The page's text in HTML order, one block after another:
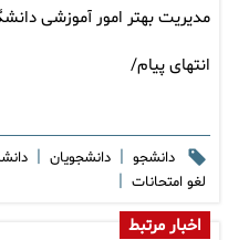
مدیریت بهتر امور آموزشی
انتهای پیام/
دانشجو | دانشجویان |
لغو امتحانات |
اخبار مرتبط